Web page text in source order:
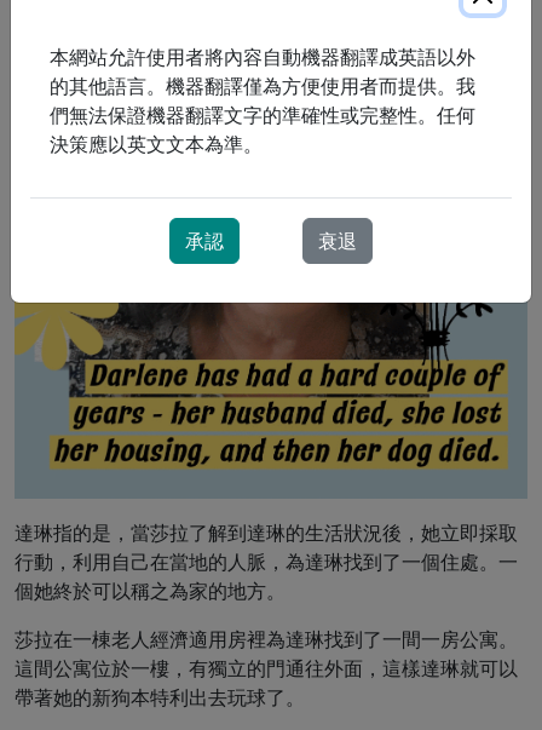
達琳指的是，當莎拉了解到達琳的生活狀況後，她立即採取
行動，利用自己在當地的人脈，為達琳找到了一個住處。一
個她終於可以稱之為家的地方。
莎拉在一棟老人經濟適用房裡為達琳找到了一間一房公寓。
這間公寓位於一樓，有獨立的門通往外面，這樣達琳就可以
帶著她的新狗本特利出去玩球了。
本網站允許使用者將內容自動機器翻譯成英語以外
的其他語言。機器翻譯僅為方便使用者而提供。我
們無法保證機器翻譯文字的準確性或完整性。任何
決策應以英文文本為準。
承認 衰退